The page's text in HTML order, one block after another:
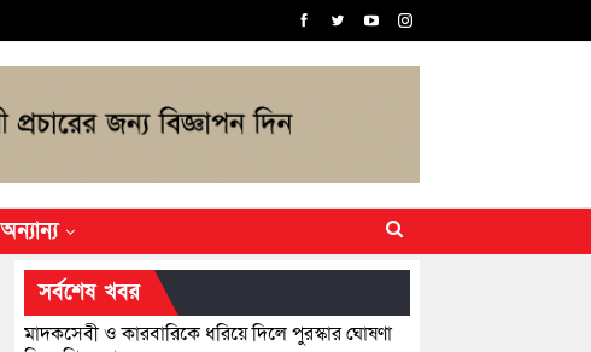
অন্যান্য
সর্বশেষ খবর
মাদকসেবী ও কারবারিকে ধরিয়ে দিলে পুরস্কার ঘোষণা